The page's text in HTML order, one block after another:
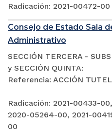
Radicación: 2021-00472-
Consejo de Estado Sala
Administrativo
SECCIÓN TERCERA -
y SECCIÓN QUINTA:
Referencia: ACCIÓN
Radicación: 2021-00433-
2020-05264-00, 2021-
00